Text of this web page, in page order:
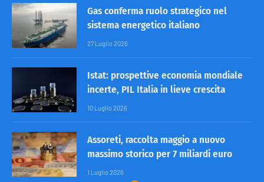
Gas conferma ruolo strategico nel
sistema energetico italiano
27 Luglio 2026
Istat: prospettive economia mondiale
incerte, PIL Italia in lieve crescita
10 Luglio 2026
Assoreti, raccolta maggio a nuovo
massimo storico per 7 miliardi euro
1 Luglio 2026